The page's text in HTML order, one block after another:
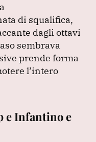
di squalifica,
dagli ottavi
sembrava
prende forma
l’intero
e Infantino e